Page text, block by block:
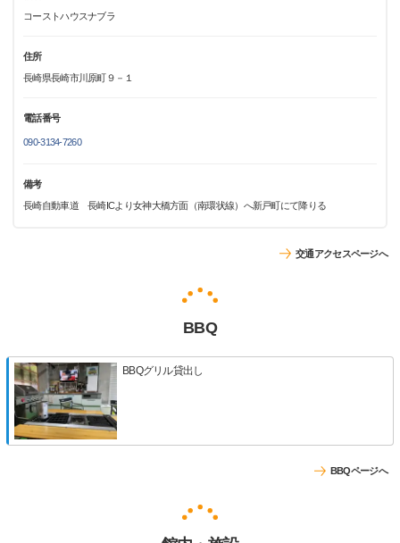
コーストハウスナブラ
住所
長崎県長崎市川原町９－１
電話番号
090-3134-7260
備考
長崎自動車道 長崎ICより女神大橋方面（南環状線）へ新戸町にて降りる
交通アクセスページへ
BBQ
BBQグリル貸出し
BBQページへ